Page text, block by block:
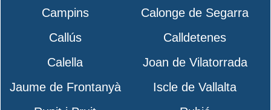
Campins
Calonge de Segarra
Callús
Calldetenes
Calella
Joan de Vilatorrada
Jaume de Frontanyà
Iscle de Vallalta